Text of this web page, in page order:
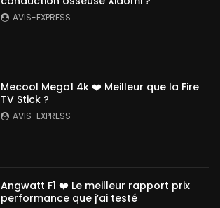
AVIS-EXPRESS
Mecool Mego1 4k ❤️ Meilleur que la Fire
TV Stick ?
AVIS-EXPRESS
Angwatt F1 ❤️ Le meilleur rapport prix
performance que j’ai testé